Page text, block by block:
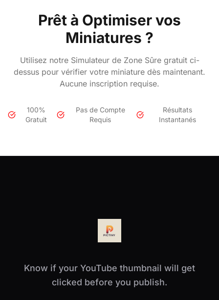
Prêt à Optimiser vos
Miniatures ?
Utilisez notre Simulateur de Zone Sûre gratuit ci-
dessus pour vérifier votre miniature dès maintenant.
Aucune inscription requise.
100%
Gratuit
Pas de Compte
Requis
Résultats
Instantanés
Know if your YouTube thumbnail will get
clicked before you publish.